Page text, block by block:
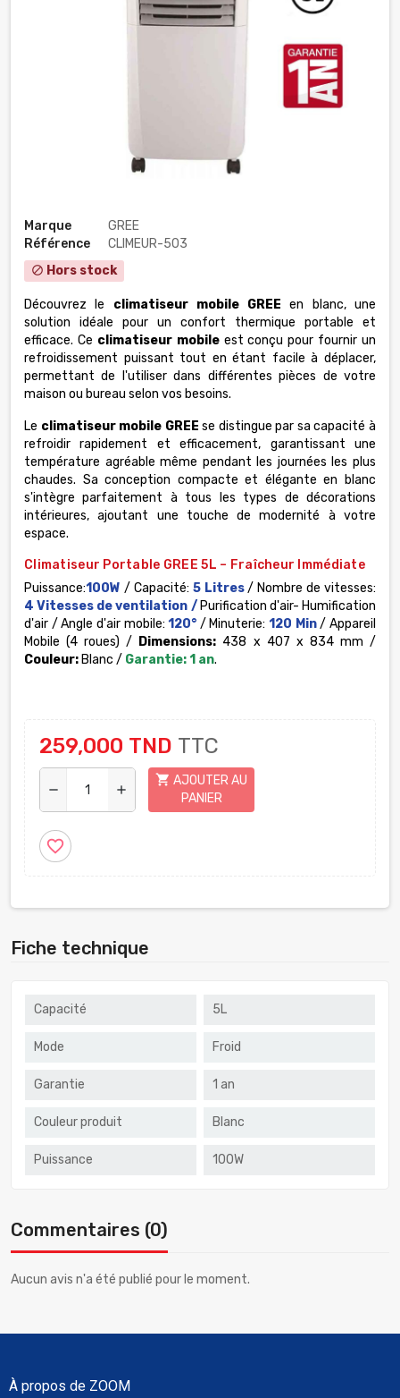
Marque
GREE
Référence
CLIMEUR-503
block Hors stock
Découvrez le climatiseur mobile GREE en blanc, une
solution idéale pour un confort thermique portable et
efficace. Ce climatiseur mobileest conçu pour fournir un
refroidissement puissant tout en étant facile à déplacer,
permettant de l'utiliser dans différentes pièces de votre
maison ou bureau selon vos besoins.
Le climatiseur mobile GREE se distingue par sa capacité à
refroidir rapidement et efficacement, garantissant une
température agréable même pendant les journées les plus
chaudes. Sa conception compacte et élégante en blanc
s'intègre parfaitement à tous les types de décorations
intérieures, ajoutant une touche de modernité à votre
espace.
Climatiseur Portable GREE 5L – Fraîcheur Immédiate
Puissance:100W / Capacité: 5 Litres/ Nombre de vitesses:
4 Vitesses de ventilation /Purification d'air- Humification
d'air / Angle d'air mobile:120° / Minuterie:120 Min/ Appareil
Mobile (4 roues) /
Dimensions:438 x 407 x 834 mm /
Couleur: Blanc / Garantie: 1 an.
259,000 TND TTC
remove add
shopping_cart AJOUTER AU
PANIER
favorite_border
Fiche technique
Capacité 5L
Mode Froid
Garantie 1 an
Couleur produit Blanc
Puissance 100W
Commentaires (0)
Aucun avis n'a été publié pour le moment.
À propos de ZOOM